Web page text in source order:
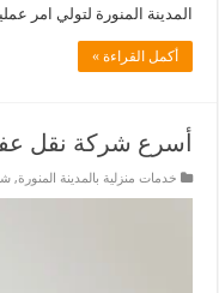
المدينة المنورة لتولي امر
أكمل القراءة »
أسرع شركة نقل
خدمات منزلية بالمدينة المنورة,